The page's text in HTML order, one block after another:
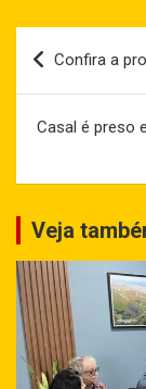
Navegação
de
Post
Confira a
Casal é preso
Veja